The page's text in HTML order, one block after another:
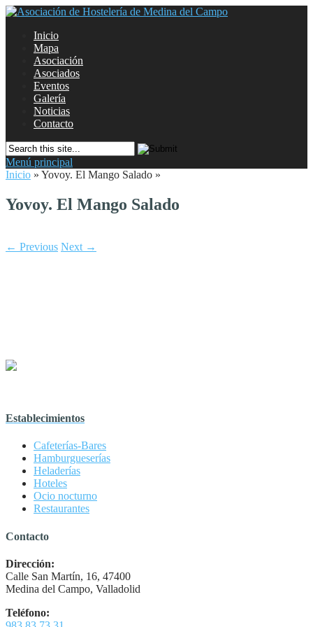
Inicio
Mapa
Asociación
Asociados
Eventos
Galería
Noticias
Contacto
Menú principal
Inicio » Yovoy. El Mango Salado »
Yovoy. El Mango Salado
← Previous Next →
Establecimientos
Cafeterías-Bares
Hamburgueserías
Heladerías
Hoteles
Ocio nocturno
Restaurantes
Contacto
Dirección:
Calle San Martín, 16, 47400
Medina del Campo, Valladolid
Teléfono: